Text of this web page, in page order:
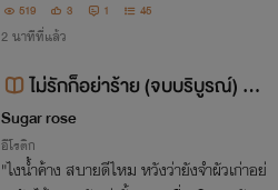
519 3 1 45
2 นาทีที่แล้ว
ไม่รักก็อย่าร้าย (จบบริบูรณ์) มี
E-book
Sugar rose
อีโรติก
"ไงน้ำค้าง สบายดีไหม หวังว่ายังจำผัวเก่าอย่